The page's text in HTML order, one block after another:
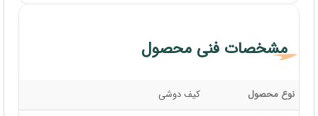
مشخصات فنی محصول
نوع محصول کیف دوشی